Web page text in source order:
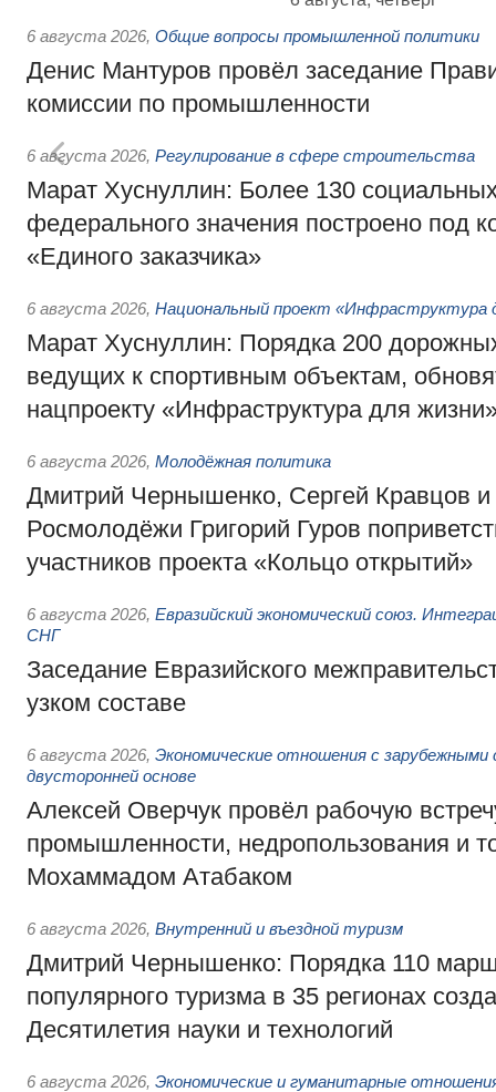
6 августа 2026, Общие вопросы промышленной политики
Денис Мантуров провёл заседание
комиссии по промышленности
6 августа 2026, Регулирование в сфере строительства
Марат Хуснуллин: Более 130
федерального значения построено под
«Единого заказчика»
6 августа 2026, Национальный проект «Инфраструктура
Марат Хуснуллин: Порядка 200
ведущих к спортивным объектам,
нацпроекту «Инфраструктура для
6 августа 2026, Молодёжная политика
Дмитрий Чернышенко, Сергей Кравцов и
Росмолодёжи Григорий Гуров
участников проекта «Кольцо открытий»
6 августа 2026, Евразийский экономический союз.
СНГ
Заседание Евразийского
узком составе
6 августа 2026, Экономические отношения с
двусторонней основе
Алексей Оверчук провёл рабочую
промышленности, недропользования и
Мохаммадом Атабаком
6 августа 2026, Внутренний и въездной туризм
Дмитрий Чернышенко: Порядка 110
популярного туризма в 35 регионах
Десятилетия науки и технологий
6 августа 2026, Экономические и гуманитарные